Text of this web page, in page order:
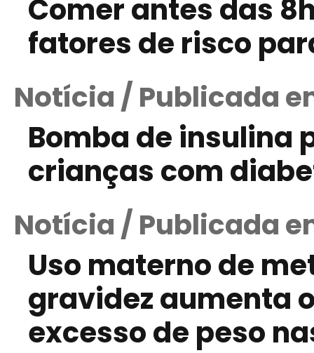
Comer antes das
fatores de risco
Notícia / Publicada
Bomba de insulina
crianças com
Notícia / Publicada
Uso materno de
gravidez aumenta
excesso de peso